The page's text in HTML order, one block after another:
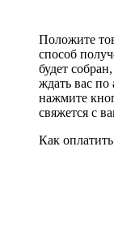
Положите
способ
будет
ждать вас по
нажмите
свяжется с
Как